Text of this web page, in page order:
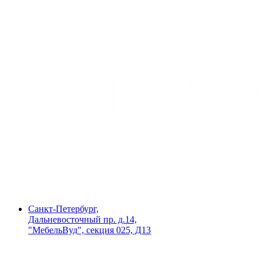
Санкт-Петербург,
Дальневосточный пр. д.14,
"МебельВуд", секция 025, Д13